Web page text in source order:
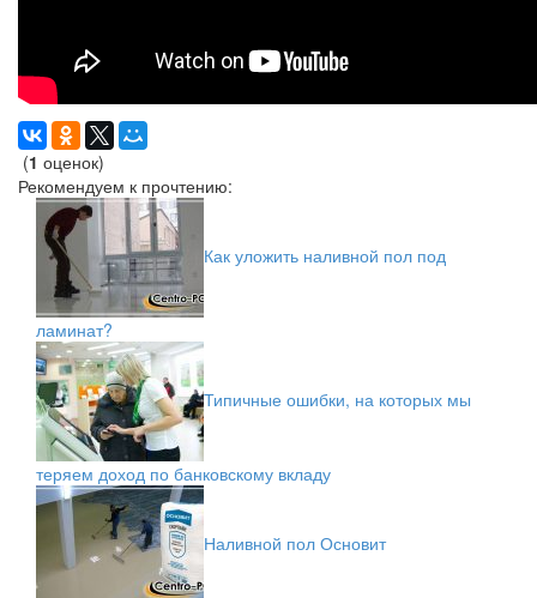
(1 оценок)
Рекомендуем к прочтению:
Как уложить наливной пол под
ламинат?
Типичные ошибки, на которых мы
теряем доход по банковскому вкладу
Наливной пол Основит